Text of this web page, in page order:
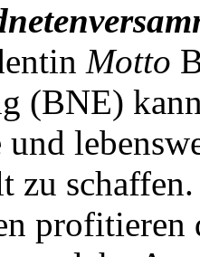
Motto
(BNE)
und
zu
profitieren